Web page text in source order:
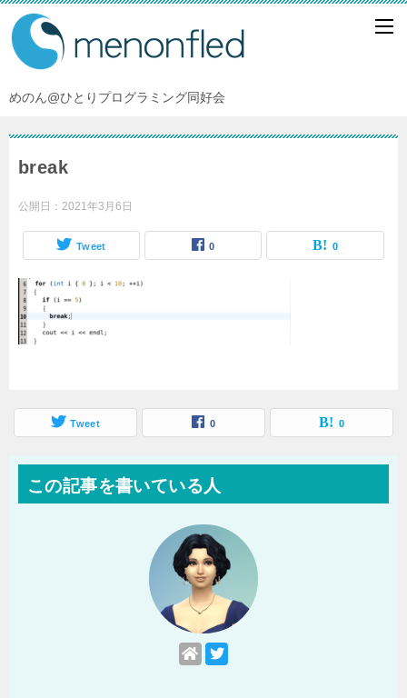
めのん@ひとりプログラミング同好会
break
公開日： 2021年3月6日
Tweet 0 0
Tweet 0 0
この記事を書いている人